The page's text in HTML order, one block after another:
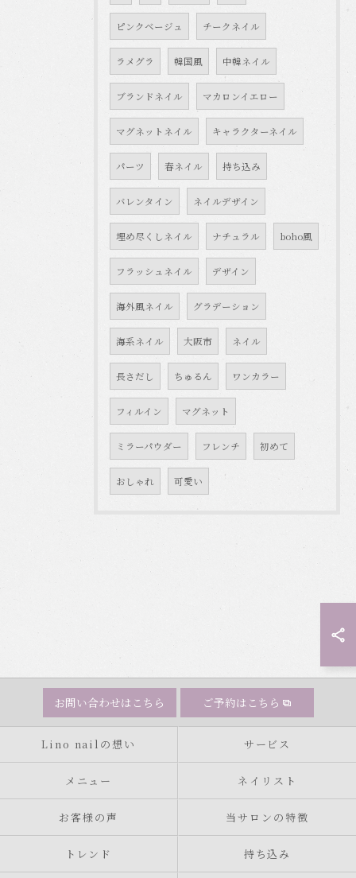
ピンクベージュ チークネイル
ラメグラ 韓国風 中韓ネイル
ブランドネイル マカロンイエロー
マグネットネイル キャラクターネイル
パーツ 春ネイル 持ち込み
バレンタイン ネイルデザイン
埋め尽くしネイル ナチュラル boho風
フラッシュネイル デザイン
海外風ネイル グラデーション
海系ネイル 大阪市 ネイル
長さだし ちゅるん ワンカラー
フィルイン マグネット
ミラーパウダー フレンチ 初めて
おしゃれ 可愛い
お問い合わせはこちら ご予約はこちら
Lino nailの想い サービス
メニュー ネイリスト
お客様の声 当サロンの特徴
トレンド 持ち込み